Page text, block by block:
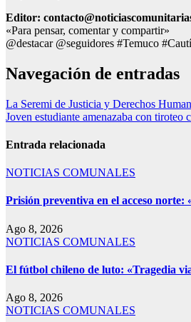
Editor:
«Para pensar, comentar y compartir»
@destacar @seguidores #Temuco
Navegación de entradas
La Seremi de Justicia y Derechos
Joven estudiante amenazaba con
Entrada relacionada
NOTICIAS COMUNALES
Prisión preventiva en el acceso
Ago 8, 2026
NOTICIAS COMUNALES
El fútbol chileno de luto: «Tragedia
Ago 8, 2026
NOTICIAS COMUNALES